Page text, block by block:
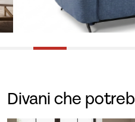
Divani che